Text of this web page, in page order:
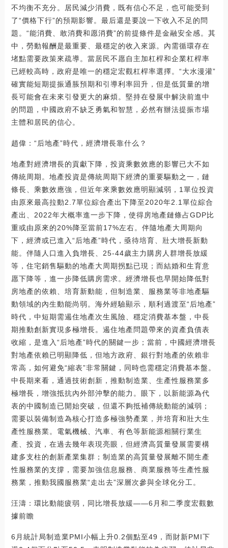
不均衡不充分。居民減少消費，既有信心不足，也可能受到
了“價格下行”的預期影響。最后還是要說一下收入不足的問
題。“能消費、敢消費和愿消費”的前提條件是金融安全感。其
中，勞動報酬是最重要、最穩定的收入來源。內需循環存在
堵點需要政策來疏導。當居民不愿自主加杠桿和企業杠桿率
已經較高時，政府是唯一的穩定宏觀杠桿率選擇。“大水漫灌”
確實能短期提振通脹預期和引導利率回升，但是低質量的增
長可能會在未來引發更大的麻煩。堅持在發展中解決前進中
的問題，中國政府不缺乏勇氣和智慧，必然有辦法提振市場
主體和居民的信心。
趙偉：“后地產”時代，經濟增長靠什么？
地產對經濟增長的貢獻下降，投資乘數效應的影響已大不如
傳統周期。地產投資是傳統周期下經濟的重要驅動之一，鏈
條長、乘數效應強，但近年來乘數效應明顯減弱，1單位投資
由原來最高拉動2.7單位綜合產出下降至2020年2.1單位綜合
產出、2022年大概率進一步下降，使得房地產鏈條占GDP比
重或由原來的20%降至當前17%左右。伴隨地產大周期向
下，經濟或已進入“后地產”時代，亟待培育、壯大增長新動
能。伴隨人口進入負增長、25-44歲主力購房人群增長放緩
等，住宅銷售驅動的地產大周期拐點已現；而結婚和生育意
愿下降等，進一步降低購房需求。經濟增長也早開始降低對
房地產的依賴、培育新動能，但制造業、服務業等非地產驅
動領域的內生動能尚弱。海外經驗顯示，順利過渡至“后地產”
時代，中短期需遏住地產次生風險、穩定消費基本盤，中長
期推動創新實現多極增長。遏住地產問題帶來的資產負債表
收縮，是進入“后地產”時代的關鍵一步；當前，中國經濟增長
對地產依賴已明顯降低，但地方政府、銀行對地產的依賴非
常高，如何避免“縮表”非常關鍵，同時也需穩定消費基本盤。
中長期來看，通過技術創新，推動制造業、生產性服務業多
極增長，增強抵抗內外部沖擊的能力。眼下，以新能源為代
表的中國制造已開始突破，但還不夠抵補傳統動能的減弱；
需要以裝備制造為核心打造多極強勢產業，并培育和壯大生
產性服務業。電氣機械、汽車、有色等新能源相關行業生
產、投資，在過去幾年表現亮眼，但經濟高質量發展需要構
建多支柱的創新產業集群；制造業的高質量發展離不開生產
性服務業的支撐，需要加強信息服務、商業服務等生產性服
務業，推動我國服務業“走出去”深層次參與全球化分工。
汪濤：環比動能疲弱，同比增長放緩——6月和二季度宏觀數
據前瞻
6月統計局制造業PMI小幅上升0.2個點至49，而財新PMI下